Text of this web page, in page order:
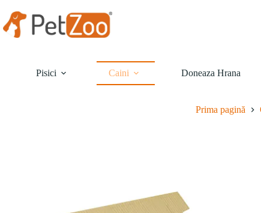
conținut
Pisici Caini Doneaza Hrana
Prima pagină